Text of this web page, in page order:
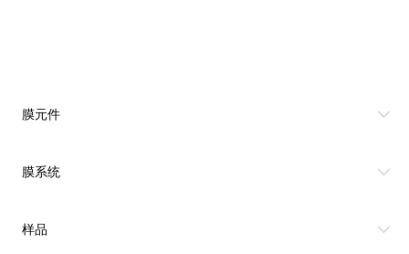
膜元件
膜系统
样品